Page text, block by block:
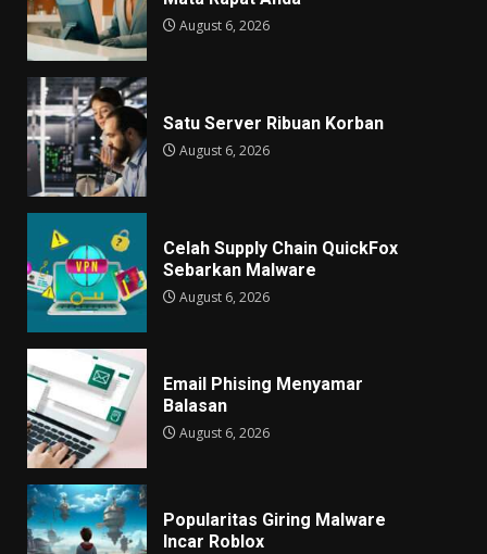
August 6, 2026
Satu Server Ribuan Korban
August 6, 2026
Celah Supply Chain QuickFox
Sebarkan Malware
August 6, 2026
Email Phising Menyamar
Balasan
August 6, 2026
Popularitas Giring Malware
Incar Roblox